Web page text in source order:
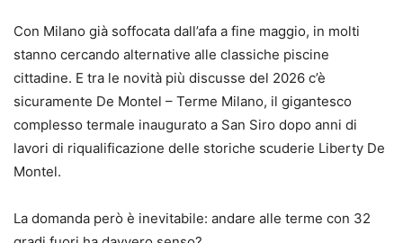
Con Milano già soffocata dall’afa a fine maggio, in molti
stanno cercando alternative alle classiche piscine
cittadine. E tra le novità più discusse del 2026 c’è
sicuramente De Montel – Terme Milano, il gigantesco
complesso termale inaugurato a San Siro dopo anni di
lavori di riqualificazione delle storiche scuderie Liberty De
Montel.
La domanda però è inevitabile: andare alle terme con 32